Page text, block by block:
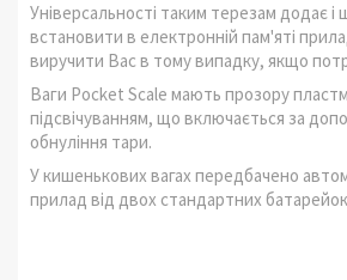
Універсальності таким терезам додає
встановити в електронній пам'яті
виручити Вас в тому випадку, якщо
Ваги Pocket Scale мають прозору
підсвічуванням, що включається за
обнуління тари.
У кишенькових вагах передбачено
прилад від двох стандартних